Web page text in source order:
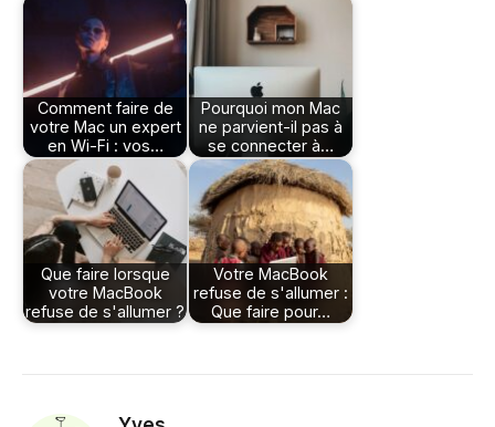
Comment faire de
votre Mac un expert
en Wi-Fi : vos…
Pourquoi mon Mac
ne parvient-il pas à
se connecter à…
Que faire lorsque
votre MacBook
refuse de s'allumer ?
Votre MacBook
refuse de s'allumer :
Que faire pour…